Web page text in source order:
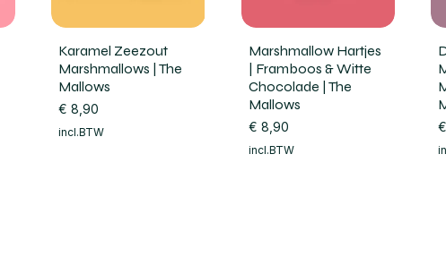
Karamel Zeezout
Marshmallows | The
Mallows
Prijs
€ 8,90
incl.BTW
Marshmallow Hartjes
| Framboos & Witte
Chocolade | The
Mallows
Prijs
€ 8,90
incl.BTW